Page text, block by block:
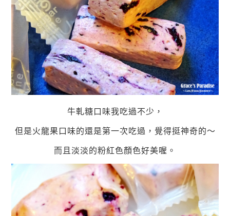
牛軋糖口味我吃過不少，
但是火龍果口味的還是第一次吃過，覺得挺神奇的～
而且淡淡的粉紅色顏色好美喔。